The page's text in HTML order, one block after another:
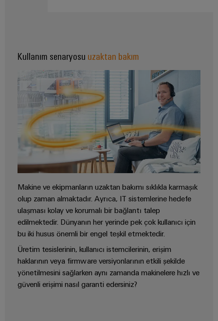
edilmiş
muhafazalar
Özel
kablo
montajları
Ürün
inovasyonları
Endüstriniz için
pratik
bağlantılar.
Endüstriyel
Bağlantı
inovasyonlarımız.
Ürün
Kullanım senaryosu uzaktan bakım
Makine ve ekipmanların uzaktan bakımı sıklıkla karmaşık
olup zaman almaktadır. Ayrıca, IT sistemlerine hedefe
ulaşması kolay ve korumalı bir bağlantı talep
edilmektedir. Dünyanın her yerinde pek çok kullanıcı için
bu iki husus önemli bir engel teşkil etmektedir.
Üretim tesislerinin, kullanıcı istemcilerinin, erişim
haklarının veya firmware versiyonlarının etkili şekilde
yönetilmesini sağlarken aynı zamanda makinelere hızlı ve
güvenli erişimi nasıl garanti edersiniz?